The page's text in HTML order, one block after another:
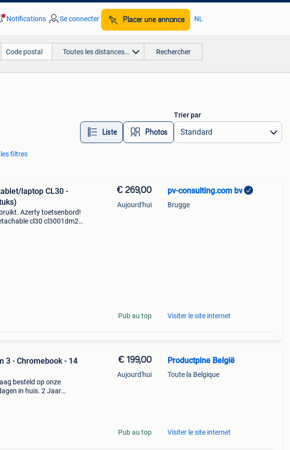
Notifications Se connecter Placer une annonce NL
Toutes les distances… Rechercher
Liste Photos
Trier par
filtres
laptop CL30 -
Azerty toetsenbord!
cl30 cl3001dm2a
€ 269,00
Aujourd'hui
Pub au top
pv-consulting.com bv
Brugge
Visiter le site internet
3 - Chromebook - 14
besteld op onze
in huis. 2 Jaar
€ 199,00
Aujourd'hui
Pub au top
Productpine België
Toute la Belgique
Visiter le site internet